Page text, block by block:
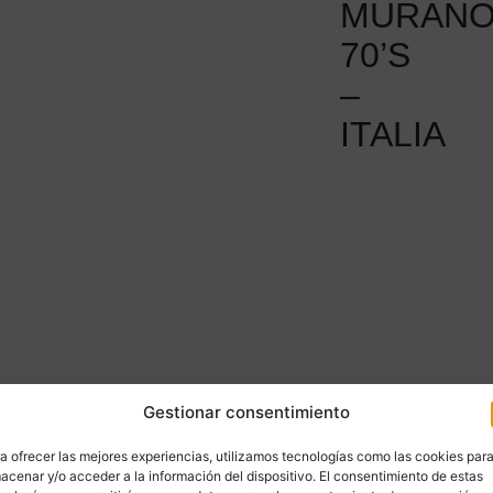
Gestionar consentimiento
ofrecer las mejores experiencias, utilizamos tecnologías como las cookies para
y/o acceder a la información del dispositivo. El consentimiento de estas
70’S
–
ITALIA